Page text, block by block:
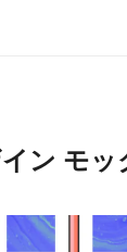
ン モッ